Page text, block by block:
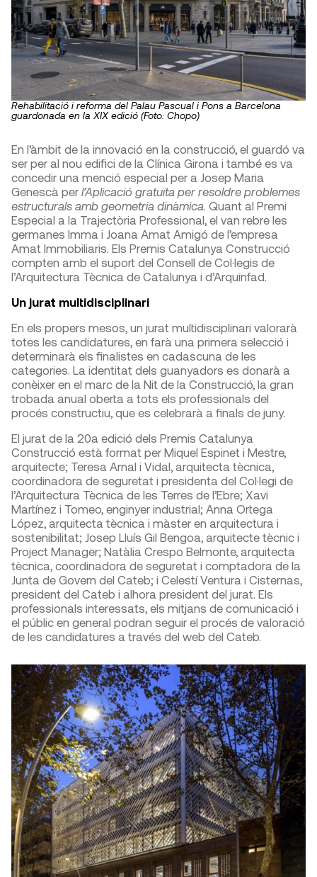
Rehabilitació i reforma del Palau Pascual i Pons a Barcelona
guardonada en la XIX edició (Foto: Chopo)
En l’àmbit de la innovació en la construcció, el guardó va
ser per al nou edifici de la Clínica Girona i també es va
concedir una menció especial per a Josep Maria
Genescà per l’Aplicació gratuïta per resoldre problemes
estructurals amb geometria dinàmica. Quant al Premi
Especial a la Trajectòria Professional, el van rebre les
germanes Imma i Joana Amat Amigó de l’empresa
Amat Immobiliaris. Els Premis Catalunya Construcció
compten amb el suport del Consell de Col·legis de
l’Arquitectura Tècnica de Catalunya i d’Arquinfad.
Un jurat multidisciplinari
En els propers mesos, un jurat multidisciplinari valorarà
totes les candidatures, en farà una primera selecció i
determinarà els finalistes en cadascuna de les
categories. La identitat dels guanyadors es donarà a
conèixer en el marc de la Nit de la Construcció, la gran
trobada anual oberta a tots els professionals del
procés constructiu, que es celebrarà a finals de juny.
El jurat de la 20a edició dels Premis Catalunya
Construcció està format per Miquel Espinet i Mestre,
arquitecte; Teresa Arnal i Vidal, arquitecta tècnica,
coordinadora de seguretat i presidenta del Col·legi de
l’Arquitectura Tècnica de les Terres de l’Ebre; Xavi
Martínez i Tomeo, enginyer industrial; Anna Ortega
López, arquitecta tècnica i màster en arquitectura i
sostenibilitat; Josep Lluís Gil Bengoa, arquitecte tècnic i
Project Manager; Natàlia Crespo Belmonte, arquitecta
tècnica, coordinadora de seguretat i comptadora de la
Junta de Govern del Cateb; i Celestí Ventura i Cisternas,
president del Cateb i alhora president del jurat. Els
professionals interessats, els mitjans de comunicació i
el públic en general podran seguir el procés de valoració
de les candidatures a través del web del Cateb.